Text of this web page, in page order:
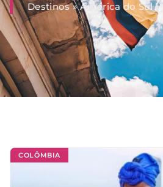
Destinos»América do Sul»
COLÔMBIA